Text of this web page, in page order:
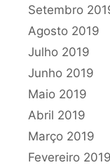
Setembro
Agosto 2019
Julho 2019
Junho 2019
Maio 2019
Abril 2019
Março 2019
Fevereiro 2019